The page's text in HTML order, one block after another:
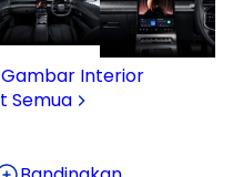
Gambar Interior
Semua